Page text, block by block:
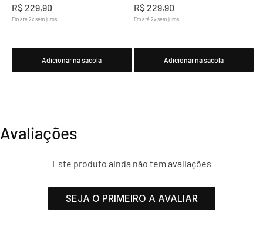
R$229,90
Em até2xsem juros
Adicionar na sacola
R$229,90
Em até2xsem juros
Adicionar na sacola
Avaliações
Este produto ainda não tem avaliações
SEJA O PRIMEIRO A AVALIAR